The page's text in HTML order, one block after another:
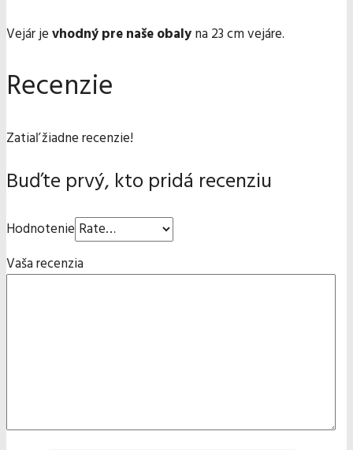
Vejár jevhodný pre naše obalyna 23 cm vejáre.
Recenzie
Zatiaľ žiadne recenzie!
Buďte prvý, kto pridá recenziu
Hodnotenie
Vaša recenzia